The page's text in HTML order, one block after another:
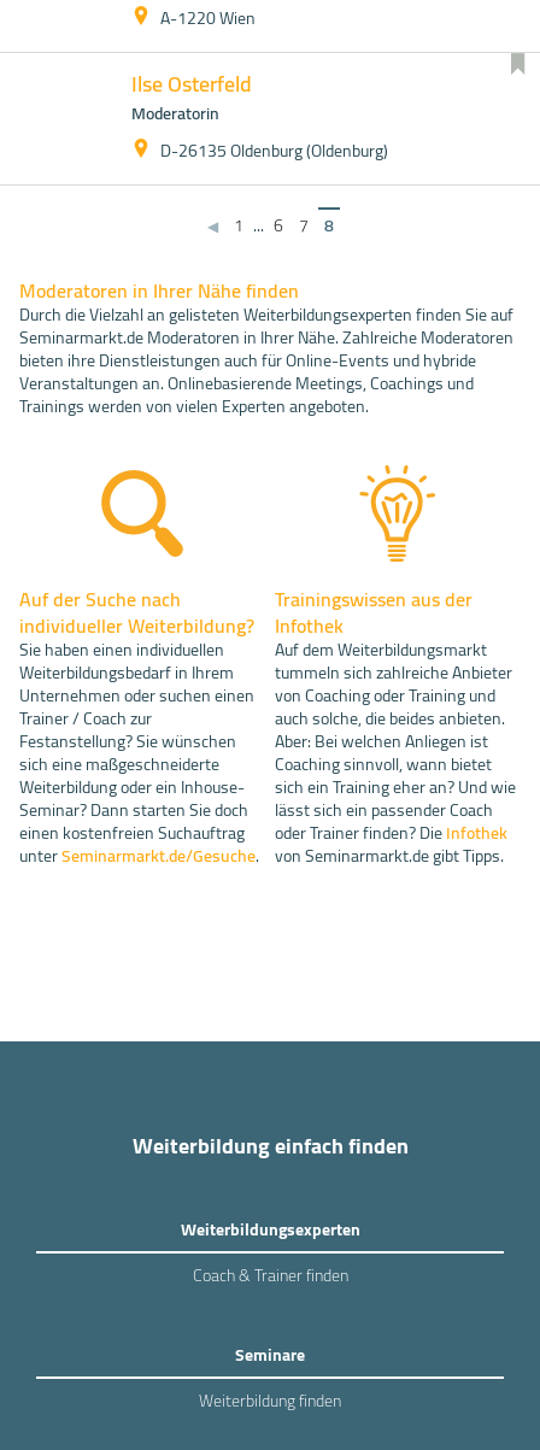
A-1220 Wien
Ilse Osterfeld
Moderatorin
D-26135 Oldenburg (Oldenburg)
◀ 1 ... 6 7 8
Moderatoren in Ihrer Nähe finden
Durch die Vielzahl an gelisteten Weiterbildungsexperten finden Sie auf
Seminarmarkt.de Moderatoren in Ihrer Nähe. Zahlreiche Moderatoren
bieten ihre Dienstleistungen auch für Online-Events und hybride
Veranstaltungen an. Onlinebasierende Meetings, Coachings und
Trainings werden von vielen Experten angeboten.
Auf der Suche nach
individueller Weiterbildung?
Sie haben einen individuellen
Weiterbildungsbedarf in Ihrem
Unternehmen oder suchen einen
Trainer / Coach zur
Festanstellung? Sie wünschen
sich eine maßgeschneiderte
Weiterbildung oder ein Inhouse-
Seminar? Dann starten Sie doch
einen kostenfreien Suchauftrag
unterSeminarmarkt.de/Gesuche.
Trainingswissen aus der
Infothek
Auf dem Weiterbildungsmarkt
tummeln sich zahlreiche Anbieter
von Coaching oder Training und
auch solche, die beides anbieten.
Aber: Bei welchen Anliegen ist
Coaching sinnvoll, wann bietet
sich ein Training eher an? Und wie
lässt sich ein passender Coach
oder Trainer finden? DieInfothek
von Seminarmarkt.de gibt Tipps.
Weiterbildung einfach finden
Weiterbildungsexperten
Coach & Trainer finden
Seminare
Weiterbildung finden